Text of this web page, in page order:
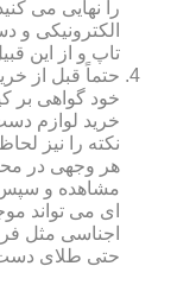
را نهایی می
الکترونیکی و
تاپ و از این
حتماً قبل از
خود گواهی بر
خرید لوازم
نکته را نیز
هر وجهی در
مشاهده و سپس
ای می تواند
اجناسی مثل
حتی طلای دست